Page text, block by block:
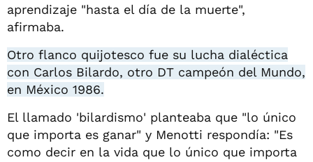
aprendizaje "hasta el día de la muerte",
afirmaba.
Otro flanco quijotesco fue su lucha dialéctica
con Carlos Bilardo, otro DT campeón del Mundo,
en México 1986.
El llamado 'bilardismo' planteaba que "lo único
que importa es ganar" y Menotti respondía: "Es
como decir en la vida que lo único que importa